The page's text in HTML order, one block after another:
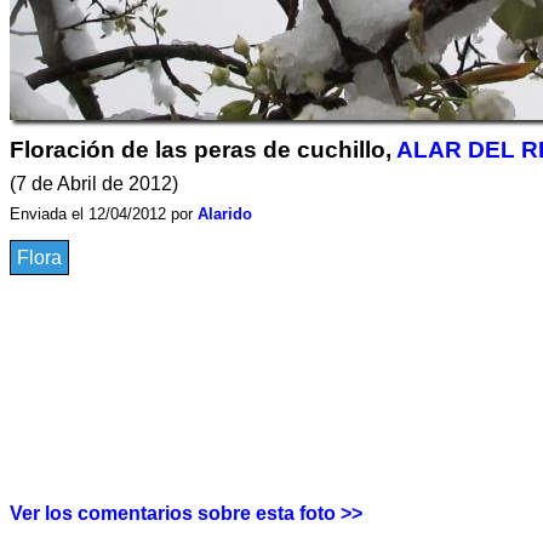
Floración de las peras de cuchillo, ALAR DEL
(7 de Abril de 2012)
Enviada el 12/04/2012 por Alarido
Flora
Ver los comentarios sobre esta foto >>